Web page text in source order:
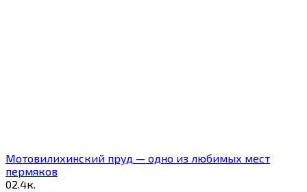
Мотовилихинский пруд — одно из любимых мест
пермяков
02.4к.